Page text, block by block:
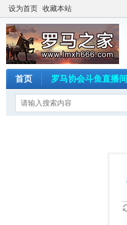
设为首页 收藏本站
首页 罗马协会斗鱼直播间